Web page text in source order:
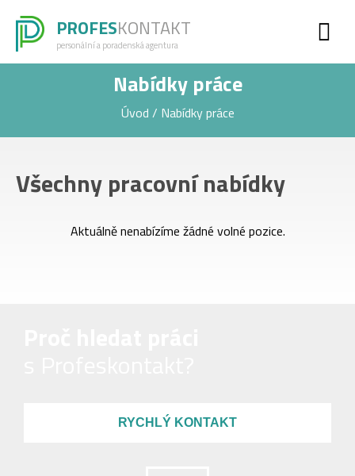
PROFESKONTAKT
personální a poradenská agentura
Nabídky práce
Úvod / Nabídky práce
Všechny pracovní nabídky
Aktuálně nenabízíme žádné volné pozice.
RYCHLÝ KONTAKT